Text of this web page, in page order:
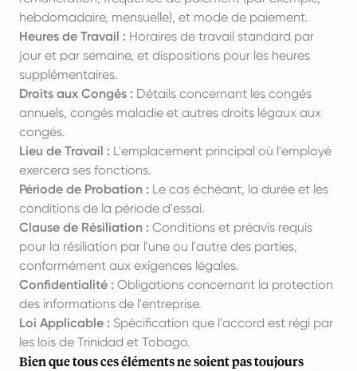
hebdomadaire, mensuelle), et mode de paiement.
Heures de Travail : Horaires de travail standard par
jour et par semaine, et dispositions pour les heures
supplémentaires.
Droits aux Congés : Détails concernant les congés
annuels, congés maladie et autres droits légaux aux
congés.
Lieu de Travail : L'emplacement principal où l'employé
exercera ses fonctions.
Période de Probation : Le cas échéant, la durée et les
conditions de la période d'essai.
Clause de Résiliation : Conditions et préavis requis
pour la résiliation par l'une ou l'autre des parties,
conformément aux exigences légales.
Confidentialité : Obligations concernant la protection
des informations de l'entreprise.
Loi Applicable : Spécification que l'accord est régi par
les lois de Trinidad et Tobago.
Bien que tous ces éléments ne soient pas toujours